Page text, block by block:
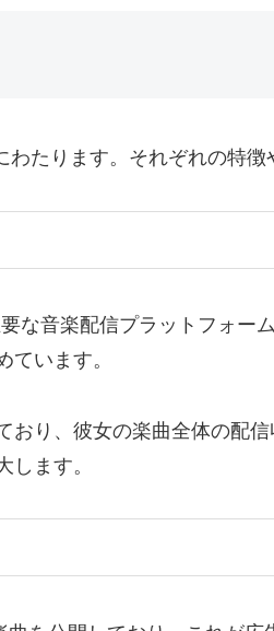
たります。それぞれの特徴
な音楽配信プラットフォー
います。
おり、彼女の楽曲全体の配
します。